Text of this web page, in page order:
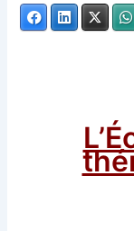
FacebookLinkedIn